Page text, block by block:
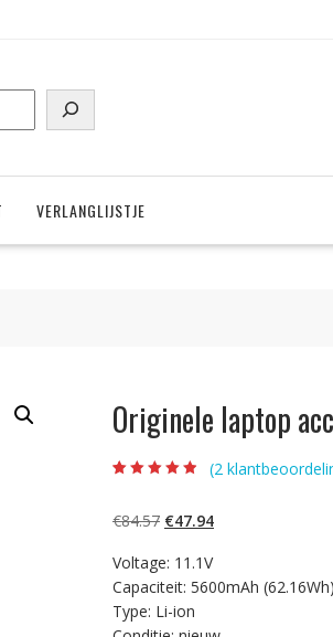
VERLANGLIJSTJE
Originele laptop
gebaseerd op
klantbeoordelin
(2
€84.57 Oorspronkelijke
was:
€84.57.
€47.94Huidige
€47.94.
Voltage: 11.1V
Capaciteit: 5600mAh (62.16Wh)
Type: Li-ion